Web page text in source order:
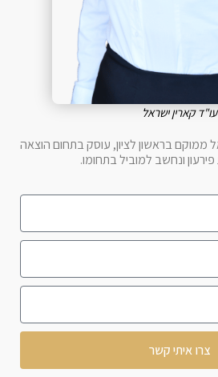
עו"ד קארין ישראל
ממוקם בראשון לציון, עוסק בתחום הוצאה
ונחשב למוביל בתחומו.
צרו איתי קשר